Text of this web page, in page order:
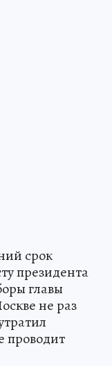
срок
президента
главы
не раз
проводит